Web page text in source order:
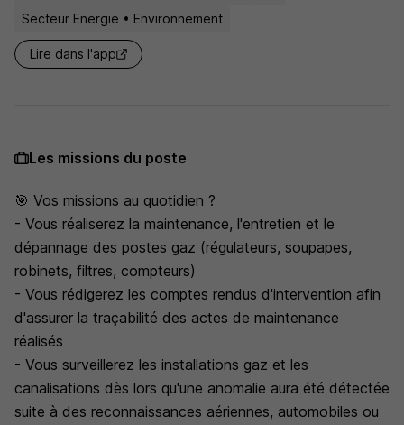
Secteur Energie • Environnement
Lire dans l'app
Les missions du poste
🎯 Vos missions au quotidien ?
- Vous réaliserez la maintenance, l'entretien et le
dépannage des postes gaz (régulateurs, soupapes,
robinets, filtres, compteurs)
- Vous rédigerez les comptes rendus d'intervention afin
d'assurer la traçabilité des actes de maintenance
réalisés
- Vous surveillerez les installations gaz et les
canalisations dès lors qu'une anomalie aura été détectée
suite à des reconnaissances aériennes, automobiles ou